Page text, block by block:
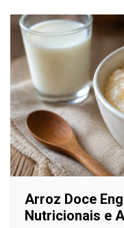
Arroz Doce
Nutricionais e